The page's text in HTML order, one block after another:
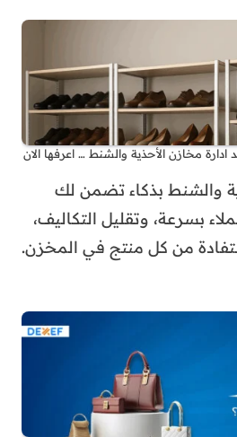
والشنط بذكاء تضمن لك
بسرعة، وتقليل التكاليف،
من كل منتج في المخزن.